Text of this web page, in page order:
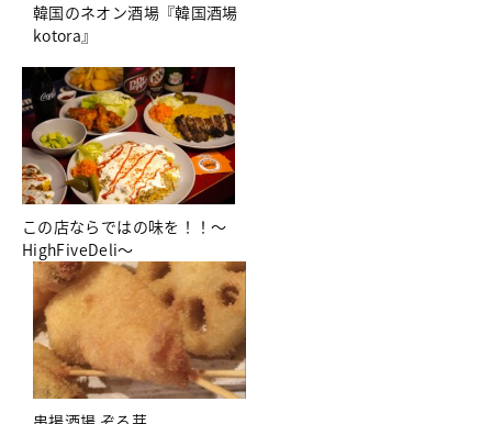
韓国のネオン酒場『韓国酒場
kotora』
この店ならではの味を！！～
HighFiveDeli～